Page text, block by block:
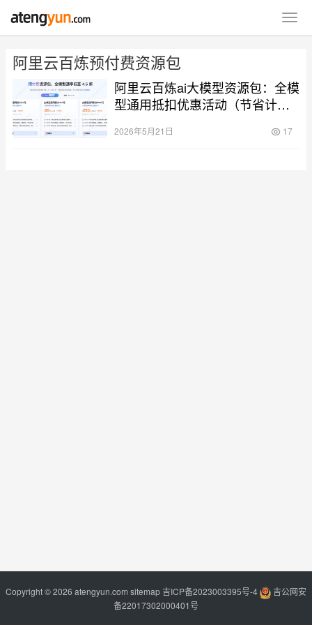
阿里云百炼预付费资源包
阿里云百炼ai大模型资源包：全模
型通用抵扣优惠活动（节省计
2026年5月21日 17
Copyright © 2026 atengyun.com sitemap吉ICP备2023003395号-4
吉公网安
备22017302000401号